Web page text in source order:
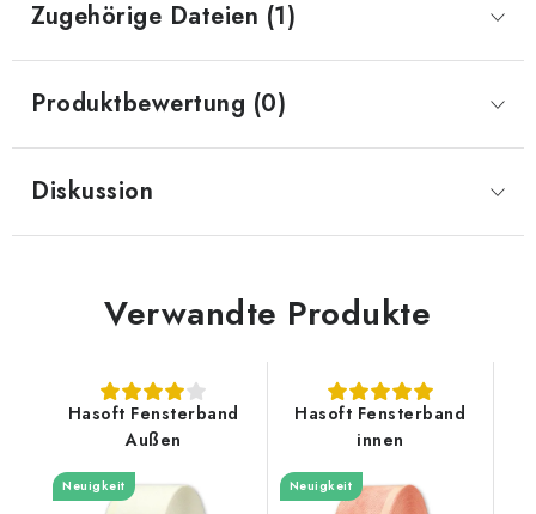
Zugehörige Dateien (1)
Produktbewertung (0)
Diskussion
Verwandte Produkte
Hasoft Fensterband
Außen
Neuigkeit
Hasoft Fensterband
innen
Neuigkeit